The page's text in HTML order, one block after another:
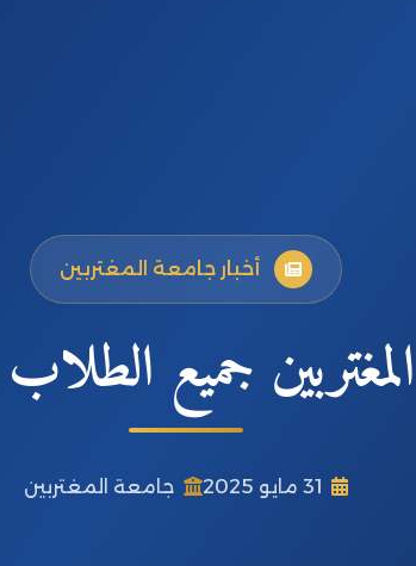
أخبار جامعة المغتربين
جميع
31 مايو 2025 جامعة المغتربين